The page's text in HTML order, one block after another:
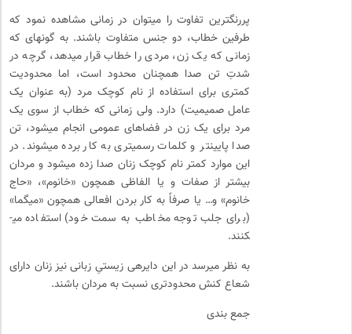
پررنگ­ترین تفاوت را می­توان در زمانی مشاهده نمود که
طرفین خطاب، دو جنس متفاوت باشند. به گونه­ای که
زمانی که یک زن، مردی را خطاب قرار می­دهد، گرچه در
شدتِ تن صدا همچنان محدود است، اما محدودیت
کمتری برای استفاده از نام کوچک مرد (به عنوان یک
عامل صمیمیت) دارد. ولی زمانی که خطاب از سوی یک
مرد برای یک زن در فضاهای عمومی انجام می­شود، تن
صدا پایین­تر و کلمات رسمی­تری به کار برده می­شوند. در
این موارد کمتر نام کوچک زنان صدا زده می­شود و مردان
بیشتر از صفات و یا الفاظی همچون «خانوم»، «حاج
خانوم» و… یا صرفاً به کار بردن افعالی همچون «می­گما»
(برای جلب توجه مخاطب به سمت خود) استفاده می­
کنند.
به نظر می­رسد در این دایره­ی زیستیِ زبانی نیز زنان دارای
شعاع کنش محدودتری نسبت به مردان باشند.
جمع ­بندی